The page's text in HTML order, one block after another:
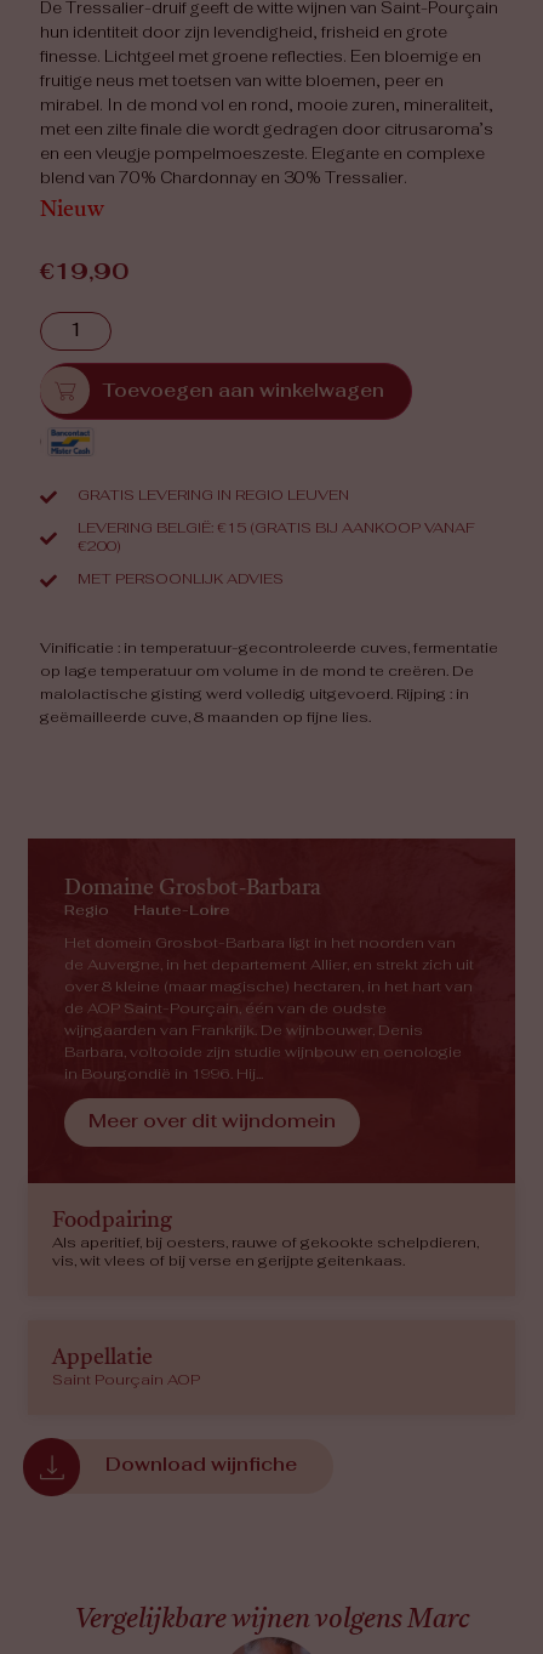
De Tressalier-druif geeft de witte wijnen van Saint-Pourçain
hun identiteit door zijn levendigheid, frisheid en grote
finesse. Lichtgeel met groene reflecties. Een bloemige en
fruitige neus met toetsen van witte bloemen, peer en
mirabel. In de mond vol en rond, mooie zuren, mineraliteit,
met een zilte finale die wordt gedragen door citrusaroma’s
en een vleugje pompelmoeszeste. Elegante en complexe
blend van 70% Chardonnay en 30% Tressalier.
Nieuw
€19,90
Toevoegen aan winkelwagen
GRATIS LEVERING IN REGIO LEUVEN
LEVERING BELGIË: €15 (GRATIS BIJ AANKOOP VANAF
€200)
MET PERSOONLIJK ADVIES
Vinificatie : in temperatuur-gecontroleerde cuves, fermentatie
op lage temperatuur om volume in de mond te creëren. De
malolactische gisting werd volledig uitgevoerd. Rijping : in
geëmailleerde cuve, 8 maanden op fijne lies.
Domaine Grosbot-Barbara
Regio Haute-Loire
Het domein Grosbot-Barbara ligt in het noorden van
de Auvergne, in het departement Allier, en strekt zich uit
over 8 kleine (maar magische) hectaren, in het hart van
de AOP Saint-Pourçain, één van de oudste
wijngaarden van Frankrijk. De wijnbouwer, Denis
Barbara, voltooide zijn studie wijnbouw en oenologie
in Bourgondië in 1996. Hij...
Meer over dit wijndomein
Foodpairing
Als aperitief, bij oesters, rauwe of gekookte schelpdieren,
vis, wit vlees of bij verse en gerijpte geitenkaas.
Appellatie
Saint Pourçain AOP
Download wijnfiche
Vergelijkbare wijnen volgens Marc